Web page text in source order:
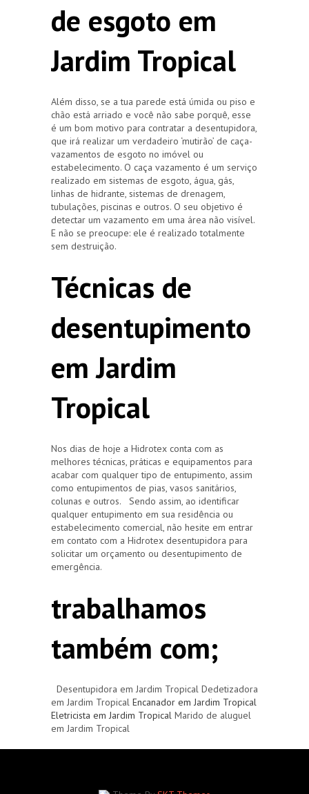
de esgoto em
Jardim Tropical
Além disso, se a tua parede está úmida ou piso e
chão está arriado e você não sabe porquê, esse
é um bom motivo para contratar a desentupidora,
que irá realizar um verdadeiro ‘mutirão’ de caça-
vazamentos de esgoto no imóvel ou
estabelecimento. O caça vazamento é um serviço
realizado em sistemas de esgoto, água, gás,
linhas de hidrante, sistemas de drenagem,
tubulações, piscinas e outros. O seu objetivo é
detectar um vazamento em uma área não visível.
E não se preocupe: ele é realizado totalmente
sem destruição.
Técnicas de
desentupimento
em Jardim
Tropical
Nos dias de hoje a Hidrotex conta com as
melhores técnicas, práticas e equipamentos para
acabar com qualquer tipo de entupimento, assim
como entupimentos de pias, vasos sanitários,
colunas e outros. Sendo assim, ao identificar
qualquer entupimento em sua residência ou
estabelecimento comercial, não hesite em entrar
em contato com a Hidrotex desentupidora para
solicitar um orçamento ou desentupimento de
emergência.
trabalhamos
também com;
Desentupidora em Jardim Tropical Dedetizadora
em Jardim Tropical Encanador em Jardim Tropical
Eletricista em Jardim Tropical Marido de aluguel
em Jardim Tropical